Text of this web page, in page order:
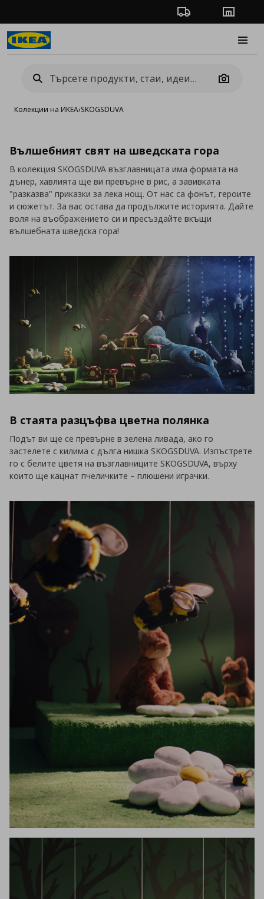
Проследяване на
Camera
Колекции на ИКЕА›SKOGSDUVA
Вълшебният свят на шведската гора
В колекция SKOGSDUVA възглавницата има формата на
дънер, хавлията ще ви превърне в рис, а завивката
"разказва" приказки за лека нощ. От нас са фонът, героите
и сюжетът. За вас остава да продължите историята. Дайте
воля на въображението си и пресъздайте вкъщи
вълшебната шведска гора!
В стаята разцъфва цветна полянка
Подът ви ще се превърне в зелена ливада, ако го
застелете с килима с дълга нишка SKOGSDUVA. Изпъстрете
го с белите цветя на възглавниците SKOGSDUVA, върху
които ще кацнат пчеличките – плюшени играчки.